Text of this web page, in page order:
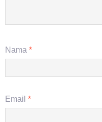
Nama *
Email *